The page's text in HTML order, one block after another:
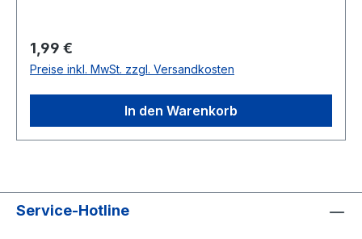
Regulärer Preis:
1,99 €
Preise inkl. MwSt. zzgl. Versandkosten
In den Warenkorb
Service-Hotline